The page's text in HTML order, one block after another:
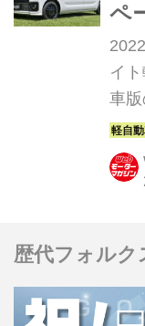
ペ
に
能
イ
車
ス）
歴代フォル